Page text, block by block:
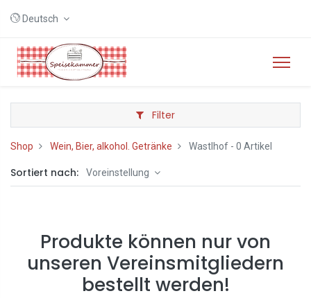
Deutsch
Filter
Shop Wein, Bier, alkohol. Getränke Wastlhof - 0 Artikel
Sortiert nach: Voreinstellung
Produkte können nur von
unseren Vereinsmitgliedern
bestellt werden!